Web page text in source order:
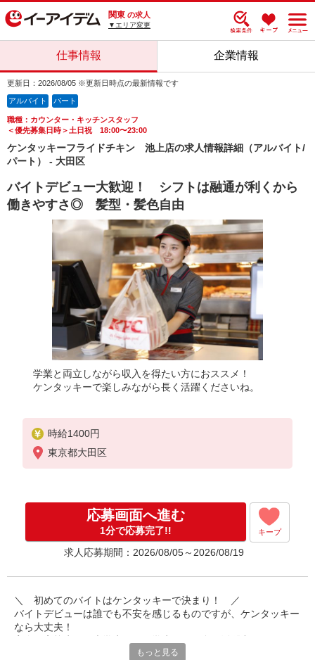
関東 の求人
▼エリア変更
仕事情報 企業情報
更新日：2026/08/05 ※更新日時点の最新情報です
アルバイト パート
職種：カウンター・キッチンスタッフ
＜優先募集日時＞土日祝 18:00〜23:00
ケンタッキーフライドチキン 池上店の求人情報詳細（アルバイト/
パート） - 大田区
バイトデビュー大歓迎！ シフトは融通が利くから
働きやすさ◎ 髪型・髪色自由
学業と両立しながら収入を得たい方におススメ！
ケンタッキーで楽しみながら長く活躍くださいね。
時給1400円
東京都大田区
応募画面へ進む
1分で応募完了!! キープ
求人応募期間：2026/08/05～2026/08/19
＼ 初めてのバイトはケンタッキーで決まり！ ／
バイトデビューは誰でも不安を感じるものですが、ケンタッキー
なら大丈夫！
安心して活躍できる環境を整えているから、気軽に飛び込んで来
もっと見る